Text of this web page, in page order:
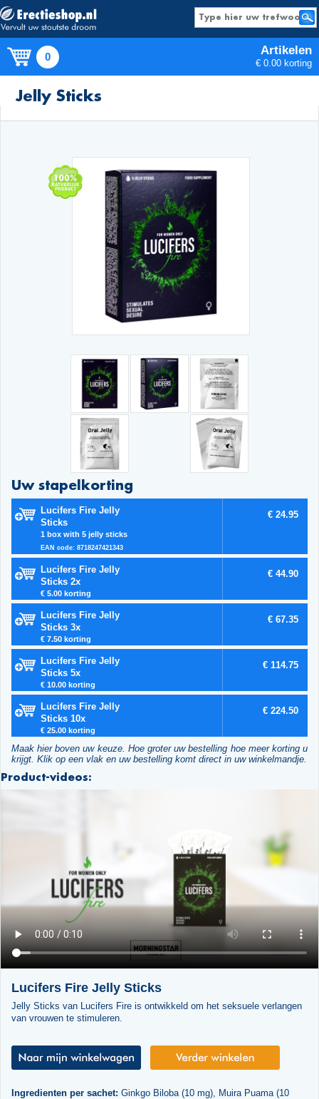
0 Artikelen
€ 0.00 korting
Jelly Sticks
Uw stapelkorting
Lucifers Fire Jelly
Sticks
1 box with 5 jelly sticks
EAN code: 8718247421343
€ 24.95
Lucifers Fire Jelly
Sticks 2x
€ 5.00 korting
€ 44.90
Lucifers Fire Jelly
Sticks 3x
€ 7.50 korting
€ 67.35
Lucifers Fire Jelly
Sticks 5x
€ 10.00 korting
€ 114.75
Lucifers Fire Jelly
Sticks 10x
€ 25.00 korting
€ 224.50
Maak hier boven uw keuze. Hoe groter uw bestelling hoe meer korting u
krijgt. Klik op een vlak en uw bestelling komt direct in uw winkelmandje.
Product-videos:
Lucifers Fire Jelly Sticks
Jelly Sticks van Lucifers Fire is ontwikkeld om het seksuele verlangen
van vrouwen te stimuleren.
Ingredienten per sachet: Ginkgo Biloba (10 mg), Muira Puama (10